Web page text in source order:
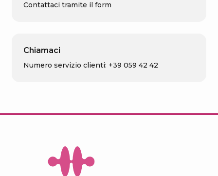
Contattaci tramite il form
Chiamaci
Numero servizio clienti: +39 059 42 42